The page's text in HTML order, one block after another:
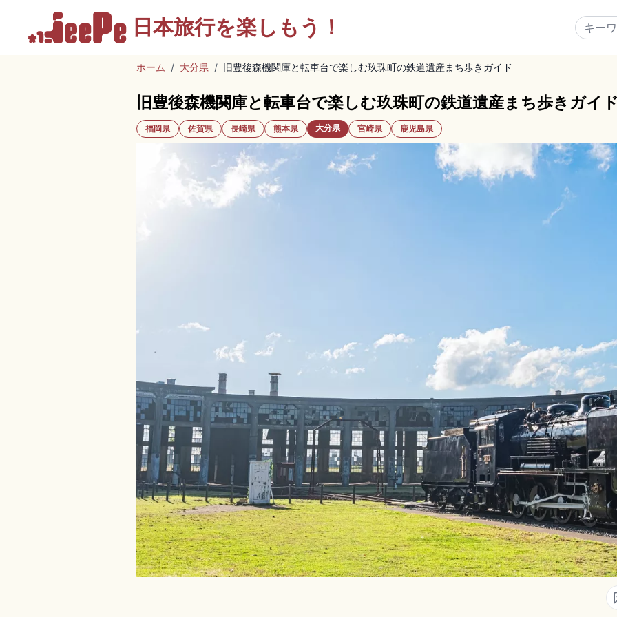
日本旅行を楽しもう！
ホーム / 大分県 / 旧豊後森機関庫と転車台で楽しむ玖珠町の鉄道遺産まち歩きガイド
旧豊後森機関庫と転車台で楽しむ玖珠町の鉄道遺産まち歩きガイ
福岡県 佐賀県 長崎県 熊本県 大分県 宮崎県 鹿児島県